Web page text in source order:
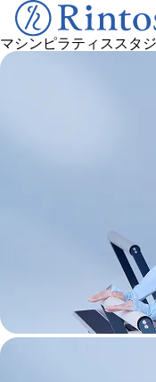
マシンピラティススタ